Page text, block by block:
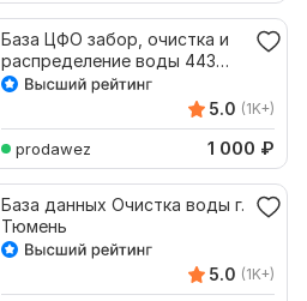
База ЦФО забор, очистка и
распределение воды 443
компании
5.0 (1K+)
prodawez 1 000 ₽
База данных Очистка воды г.
Тюмень
5.0 (1K+)